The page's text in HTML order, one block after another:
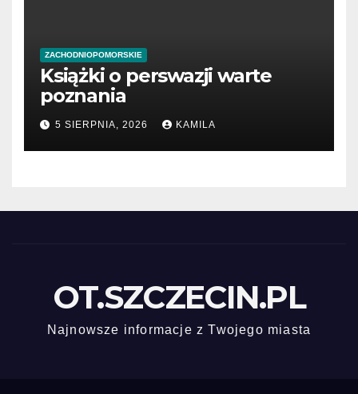
ZACHODNIOPOMORSKIE
Książki o perswazji warte
poznania
5 SIERPNIA, 2026 KAMILA
OT.SZCZECIN.PL
Najnowsze informacje z Twojego miasta